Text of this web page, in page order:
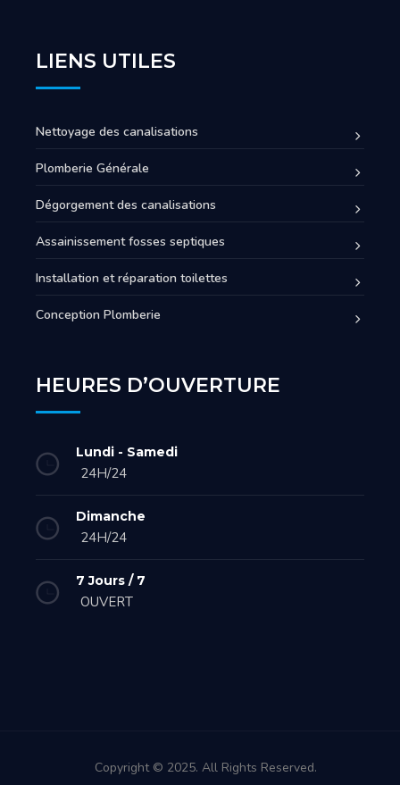
LIENS UTILES
Nettoyage des canalisations
Plomberie Générale
Dégorgement des canalisations
Assainissement fosses septiques
Installation et réparation toilettes
Conception Plomberie
HEURES D’OUVERTURE
Lundi - Samedi
24H/24
Dimanche
24H/24
7 Jours / 7
OUVERT
Copyright © 2025. All Rights Reserved.